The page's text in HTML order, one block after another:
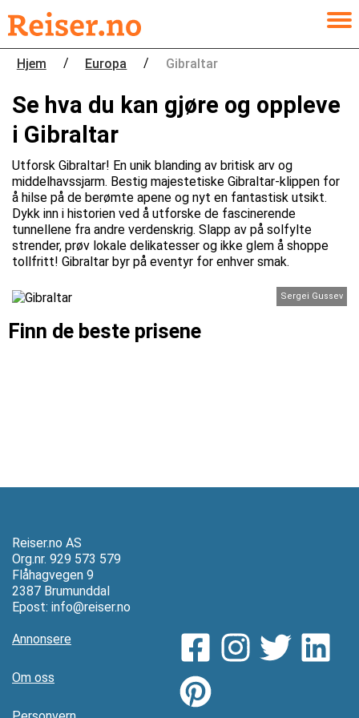
Hjem / Europa / Gibraltar
Se hva du kan gjøre og oppleve
i Gibraltar
Utforsk Gibraltar! En unik blanding av britisk arv og
middelhavssjarm. Bestig majestetiske Gibraltar-klippen for
å hilse på de berømte apene og nyt en fantastisk utsikt.
Dykk inn i historien ved å utforske de fascinerende
tunnellene fra andre verdenskrig. Slapp av på solfylte
strender, prøv lokale delikatesser og ikke glem å shoppe
tollfritt! Gibraltar byr på eventyr for enhver smak.
Sergei Gussev
Finn de beste prisene
Reiser.no AS
Org.nr. 929 573 579
Flåhagvegen 9
2387 Brumunddal
Epost: info@reiser.no
Annonsere
Om oss